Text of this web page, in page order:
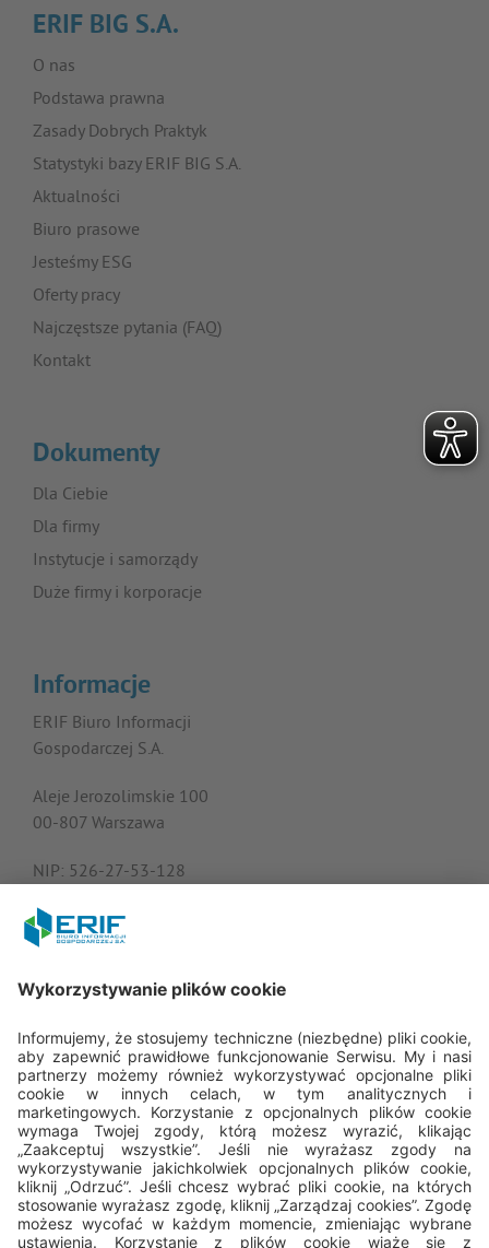
ERIF BIG S.A.
O nas
Podstawa prawna
Zasady Dobrych Praktyk
Statystyki bazy ERIF BIG S.A.
Aktualności
Biuro prasowe
Jesteśmy ESG
Oferty pracy
Najczęstsze pytania (FAQ)
Kontakt
Dokumenty
Dla Ciebie
Dla firmy
Instytucje i samorządy
Duże firmy i korporacje
Informacje
ERIF Biuro Informacji
Gospodarczej S.A.
Aleje Jerozolimskie 100
00-807 Warszawa
NIP: 526-27-53-128
REGON: 015613573
22 594 25 15
Pn - Pt: 8.00 - 16.00
bok@erif.pl